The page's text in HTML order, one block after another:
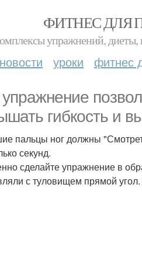
ФИТНЕС ДЛЯ
упражнений, диеты,
новости уроки фитнес
гибкость и
пальцы ног должны
секунд.
сделайте упражнение в
с туловищем прямой